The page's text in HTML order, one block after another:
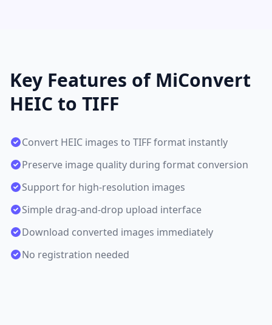
Key Features of MiConvert
HEIC to TIFF
Convert HEIC images to TIFF format instantly
Preserve image quality during format conversion
Support for high-resolution images
Simple drag-and-drop upload interface
Download converted images immediately
No registration needed